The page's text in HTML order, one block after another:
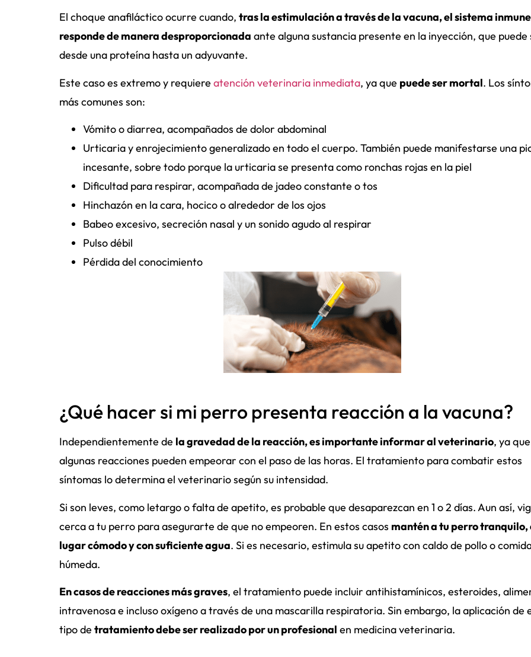
El choque anafiláctico ocurre cuando, tras la estimulación a través de la vacuna, el sistema inmune
responde de manera desproporcionada ante alguna sustancia presente en la inyección, que puede
desde una proteína hasta un adyuvante.
Este caso es extremo y requiere atención veterinaria inmediata, ya que puede ser mortal. Los
más comunes son:
Vómito o diarrea, acompañados de dolor abdominal
Urticaria y enrojecimiento generalizado en todo el cuerpo. También puede manifestarse una
incesante, sobre todo porque la urticaria se presenta como ronchas rojas en la piel
Dificultad para respirar, acompañada de jadeo constante o tos
Hinchazón en la cara, hocico o alrededor de los ojos
Babeo excesivo, secreción nasal y un sonido agudo al respirar
Pulso débil
Pérdida del conocimiento
¿Qué hacer si mi perro presenta reacción a la vacuna?
Independientemente de la gravedad de la reacción, es importante informar al veterinario, ya que
algunas reacciones pueden empeorar con el paso de las horas. El tratamiento para combatir estos
síntomas lo determina el veterinario según su intensidad.
Si son leves, como letargo o falta de apetito, es probable que desaparezcan en 1 o 2 días. Aun así,
cerca a tu perro para asegurarte de que no empeoren. En estos casos mantén a tu perro tranquilo,
lugar cómodo y con suficiente agua. Si es necesario, estimula su apetito con caldo de pollo o
húmeda.
En casos de reacciones más graves, el tratamiento puede incluir antihistamínicos, esteroides,
intravenosa e incluso oxígeno a través de una mascarilla respiratoria. Sin embargo, la aplicación de
tipo de tratamiento debe ser realizado por un profesional en medicina veterinaria.